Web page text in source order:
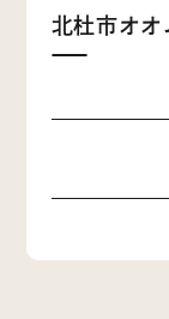
北杜市オオ